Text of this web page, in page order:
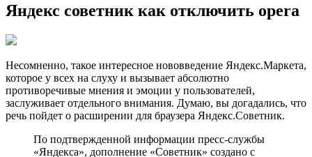
Яндекс советник как отключить opera
Несомненно, такое интересное нововведение Яндекс.Маркета,
которое у всех на слуху и вызывает абсолютно
противоречивые мнения и эмоции у пользователей,
заслуживает отдельного внимания. Думаю, вы догадались, что
речь пойдет о расширении для браузера Яндекс.Советник.
По подтвержденной информации пресс-службы
«Яндекса», дополнение «Советник» создано с